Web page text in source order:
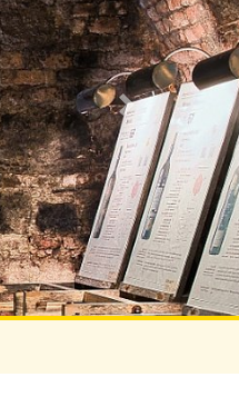
Další